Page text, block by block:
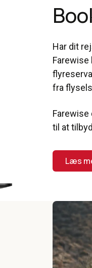
Har dit
Farewise
fra
Farewise
til at
Læs